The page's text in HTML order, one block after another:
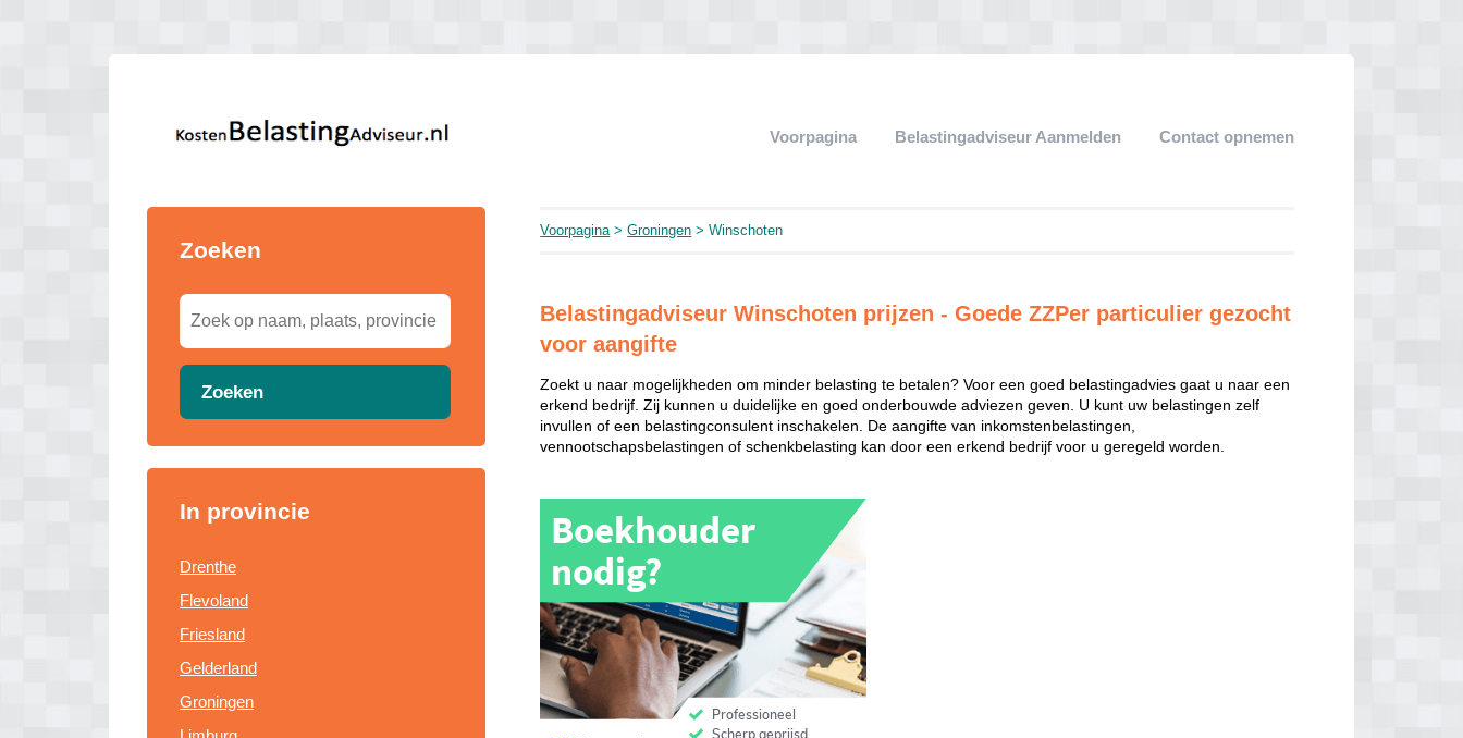
Voorpagina Belastingadviseur Aanmelden Contact opnemen
Zoeken
Zoeken
In provincie
Drenthe
Flevoland
Friesland
Gelderland
Groningen
Voorpagina>Groningen > Winschoten
Belastingadviseur Winschoten prijzen - Goede ZZPer particulier gezocht
voor aangifte
Zoekt u naar mogelijkheden om minder belasting te betalen? Voor een goed belastingadvies gaat u naar een
erkend bedrijf. Zij kunnen u duidelijke en goed onderbouwde adviezen geven. U kunt uw belastingen zelf
invullen of een belastingconsulent inschakelen. De aangifte van inkomstenbelastingen,
vennootschapsbelastingen of schenkbelasting kan door een erkend bedrijf voor u geregeld worden.